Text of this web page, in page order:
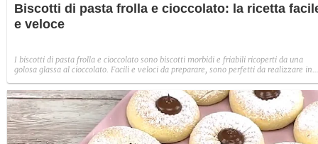
Biscotti di pasta frolla e cioccolato: la ricetta
e veloce
I biscotti di pasta frolla e cioccolato sono biscotti morbidi e friabili ricoperti da una
golosa glassa al cioccolato. Facili e veloci da preparare, sono perfetti da realizzare in